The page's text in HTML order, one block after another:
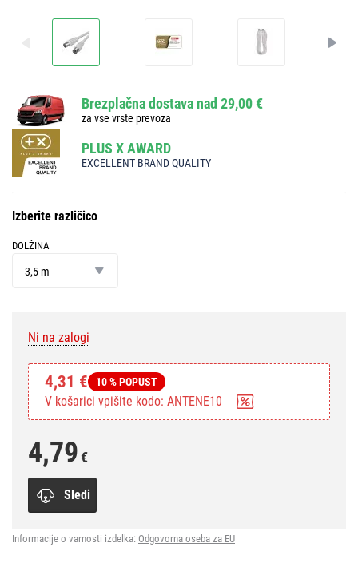
Brezplačna dostava nad 29,00 €
za vse vrste prevoza
PLUS X AWARD
EXCELLENT BRAND QUALITY
Izberite različico
DOLŽINA
3,5 m
Ni na zalogi
4,31 € 10 % POPUST
V košarici vpišite kodo: ANTENE10
4,79€
Sledi
Informacije o varnosti izdelka: Odgovorna oseba za EU